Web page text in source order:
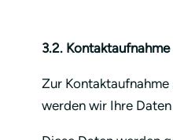
3.2. Kontaktaufnahme
Zur
werden wir Ihre